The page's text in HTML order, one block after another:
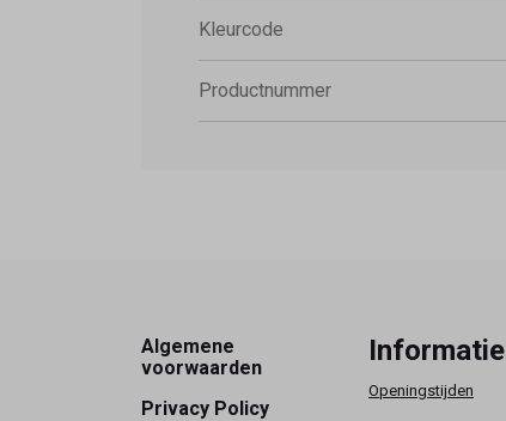
Kleurcode
Productnummer
Footer
Algemene
voorwaarden
Privacy Policy
Informatie
Openingstijden